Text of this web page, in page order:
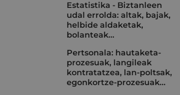
Estatistika - Biztanleen
udal errolda: altak, bajak,
helbide aldaketak,
bolanteak...
Pertsonala: hautaketa-
prozesuak, langileak
kontratatzea, lan-poltsak,
egonkortze-prozesuak...